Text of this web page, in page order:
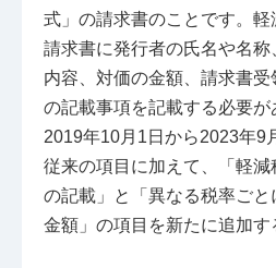
式」の請求書のことです。軽
請求書に発行者の氏名や名
内容、対価の金額、請求書
の記載事項を記載する必要が
2019年10月1日から2023年9
従来の項目に加えて、「軽
の記載」と「異なる税率ご
金額」の項目を新たに追加す